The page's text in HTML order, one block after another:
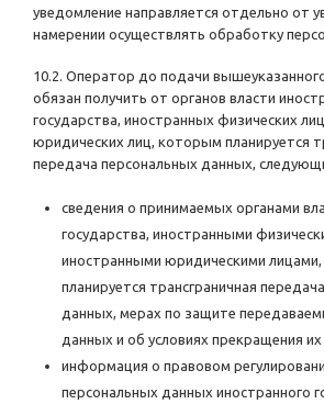
уведомление направляется отдельно от
намерении осуществлять обработку
10.2. Оператор до подачи
обязан получить от органов власти
государства, иностранных физических
юридических лиц, которым планируется
передача персональных данных,
сведения о принимаемых органами
государства, иностранными
иностранными юридическими
планируется трансграничная
данных, мерах по защите
данных и об условиях прекращения
информация о правовом
персональных данных иностранного